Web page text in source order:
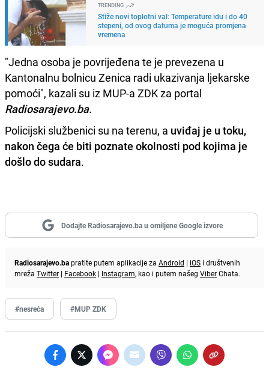
TRENDING
Stiže novi toplotni val: Temperature idu i do 40
stepeni, od ovog datuma je moguća promjena
vremena
"Jedna osoba je povrijeđena te je prevezena u
Kantonalnu bolnicu Zenica radi ukazivanja ljekarske
pomoći", kazali su iz MUP-a ZDK za portal
Radiosarajevo.ba.
Policijski službenici su na terenu, a uviđaj je u toku,
nakon čega će biti poznate okolnosti pod kojima je
došlo do sudara.
Dodajte Radiosarajevo.ba u omiljene Google izvore
Radiosarajevo.bapratite putem aplikacije za Android | iOS i društvenih
mreža Twitter | Facebook | Instagram, kao i putem našeg ViberChata.
#nesreća #MUP ZDK